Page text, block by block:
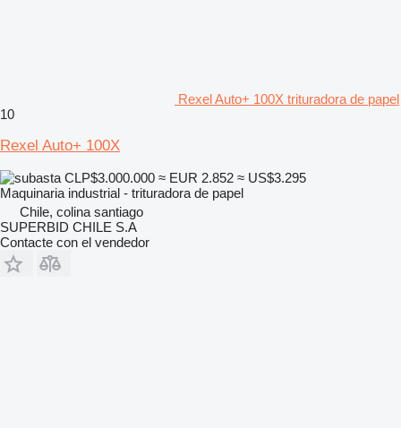
Rexel Auto+ 100X trituradora de papel
10
Rexel Auto+ 100X
CLP$3.000.000 ≈ EUR 2.852 ≈ US$3.295
Maquinaria industrial - trituradora de papel
Chile, colina santiago
SUPERBID CHILE S.A
Contacte con el vendedor